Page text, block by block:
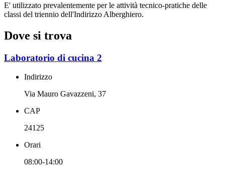
E' utilizzato prevalentemente per le attività tecnico-pratiche delle
classi del triennio dell'Indirizzo Alberghiero.
Dove si trova
Laboratorio di cucina 2
Indirizzo
Via Mauro Gavazzeni, 37
CAP
24125
Orari
08:00-14:00